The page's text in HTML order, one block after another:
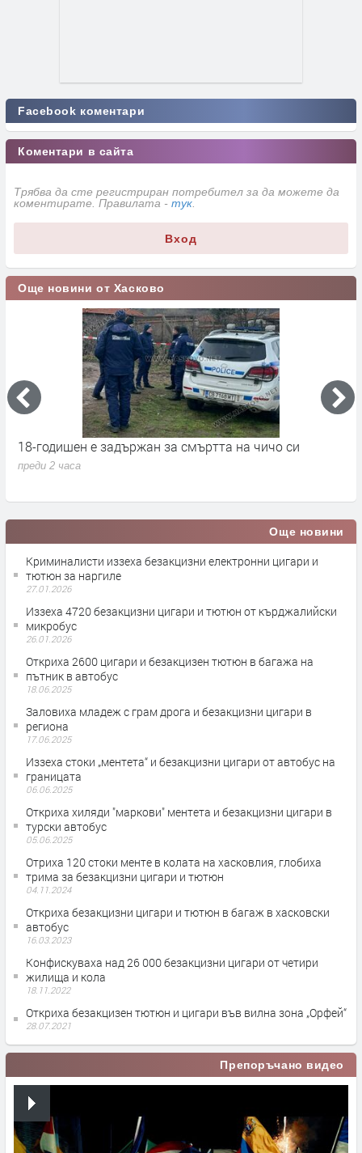
Facebook коментари
Коментари в сайта
Трябва да сте регистриран потребител за да можете да
коментирате. Правилата - тук
Вход
Още новини от Хасково
18-годишен е задържан за смъртта на чичо си
преди 2 часа
Още новини
Криминалисти иззеха безакцизни електронни цигари и
тютюн за наргиле
27.01.2026
Иззеха 4720 безакцизни цигари и тютюн от кърджалийски
микробус
26.01.2026
Откриха 2600 цигари и безакцизен тютюн в багажа на
пътник в автобус
18.06.2025
Заловиха младеж с грам дрога и безакцизни цигари в
региона
17.06.2025
Иззеха стоки „ментета“ и безакцизни цигари от автобус на
границата
06.06.2025
Откриха хиляди "маркови" ментета и безакцизни цигари в
турски автобус
05.06.2025
Отриха 120 стоки менте в колата на хасковлия, глобиха
трима за безакцизни цигари и тютюн
04.11.2024
Откриха безакцизни цигари и тютюн в багаж в хасковски
автобус
16.03.2023
Конфискуваха над 26 000 безакцизни цигари от четири
жилища и кола
18.11.2022
Откриха безакцизен тютюн и цигари във вилна зона „Орфей“
28.07.2021
Препоръчано видео